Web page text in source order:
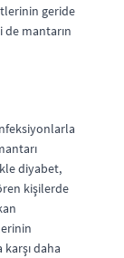
geride
de mantarın
diyabet,
kişilerde
daha